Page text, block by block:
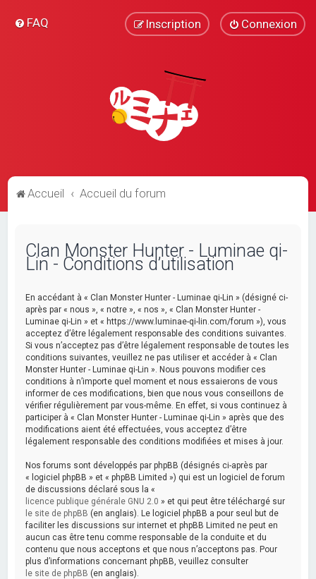
FAQ Connexion
Inscription
Accueil Accueil du forum
Clan Monster Hunter - Luminae qi-
Lin - Conditions d’utilisation
En accédant à « Clan Monster Hunter - Luminae qi-Lin » (désigné ci-
après par « nous », « notre », « nos », « Clan Monster Hunter -
Luminae qi-Lin » et « https://www.luminae-qi-lin.com/forum »), vous
acceptez d’être légalement responsable des conditions suivantes.
Si vous n’acceptez pas d’être légalement responsable de toutes les
conditions suivantes, veuillez ne pas utiliser et accéder à « Clan
Monster Hunter - Luminae qi-Lin ». Nous pouvons modifier ces
conditions à n’importe quel moment et nous essaierons de vous
informer de ces modifications, bien que nous vous conseillons de
vérifier régulièrement par vous-même. En effet, si vous continuez à
participer à « Clan Monster Hunter - Luminae qi-Lin » après que des
modifications aient été effectuées, vous acceptez d’être
légalement responsable des conditions modifiées et mises à jour.
Nos forums sont développés par phpBB (désignés ci-après par
« logiciel phpBB » et « phpBB Limited ») qui est un logiciel de forum
de discussions déclaré sous la «
licence publique générale GNU 2.0 » et qui peut être téléchargé sur
le site de phpBB (en anglais). Le logiciel phpBB a pour seul but de
faciliter les discussions sur internet et phpBB Limited ne peut en
aucun cas être tenu comme responsable de la conduite et du
contenu que nous acceptons et que nous n’acceptons pas. Pour
plus d’informations concernant phpBB, veuillez consulter
le site de phpBB (en anglais).